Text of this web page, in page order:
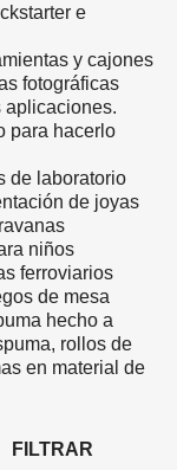
e
y cajones
fotográficas
aplicaciones.
para hacerlo
de laboratorio
de joyas
niños
ferroviarios
de mesa
hecho a
rollos de
en material de
FILTRAR